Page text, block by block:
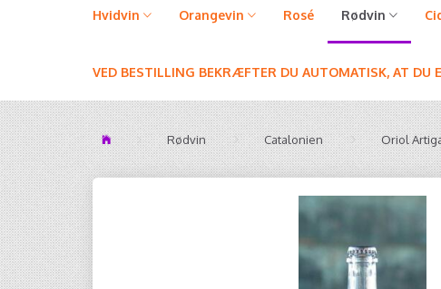
Hvidvin Orangevin Rosé Rødvin
VED BESTILLING BEKRÆFTER DU AUTOMATISK, AT DU
Rødvin Catalonien Oriol